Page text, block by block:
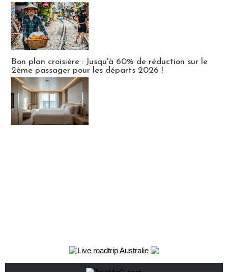
Bon plan croisière : Jusqu'à 60% de réduction sur le
2ème passager pour les départs 2026 !